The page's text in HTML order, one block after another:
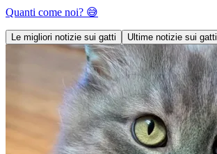
Quanti come noi? 😅
Le migliori notizie sui gatti Ultime notizie sui gatti